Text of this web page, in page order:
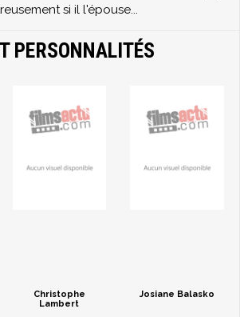
si il l'épouse...
PERSONNALITÉS
Christophe
Lambert
Josiane Balasko